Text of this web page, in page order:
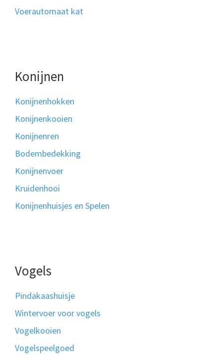
Voerautomaat kat
Konijnen
Konijnenhokken
Konijnenkooien
Konijnenren
Bodembedekking
Konijnenvoer
Kruidenhooi
Konijnenhuisjes en Spelen
Vogels
Pindakaashuisje
Wintervoer voor vogels
Vogelkooien
Vogelspeelgoed